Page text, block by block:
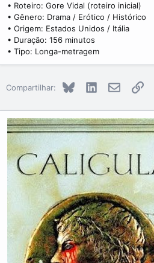
• Roteiro: Gore Vidal (roteiro inicial)
• Gênero: Drama / Erótico / Histórico
• Origem: Estados Unidos / Itália
• Duração: 156 minutos
• Tipo: Longa-metragem
Compartilhar: Bluesky LinkedInE-mailLink